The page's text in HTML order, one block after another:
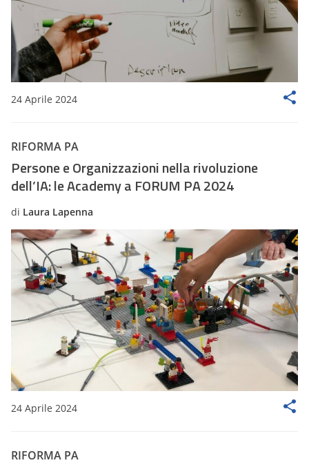
24 Aprile 2024
RIFORMA PA
Persone e Organizzazioni nella rivoluzione
dell’IA: le Academy a FORUM PA 2024
di Laura Lapenna
24 Aprile 2024
RIFORMA PA